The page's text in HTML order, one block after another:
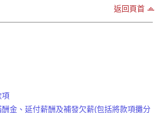
返回頁首
項
金、延付薪酬及補發欠薪(包括將款項攤分